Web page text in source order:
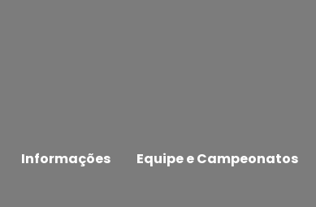
Informações Equipe e Campeonatos